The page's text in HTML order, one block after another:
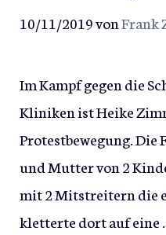
10/11/2019vonFrank
Im Kampf gegen die
Kliniken ist Heike
Protestbewegung.
und Mutter von 2
mit 2 Mitstreitern die
kletterte dort auf eine